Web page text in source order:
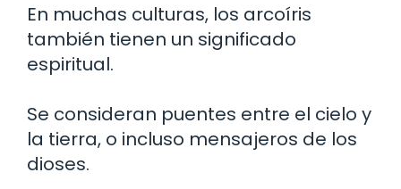
En muchas culturas, los arcoíris
también tienen un significado
espiritual.
Se consideran puentes entre el cielo y
la tierra, o incluso mensajeros de los
dioses.